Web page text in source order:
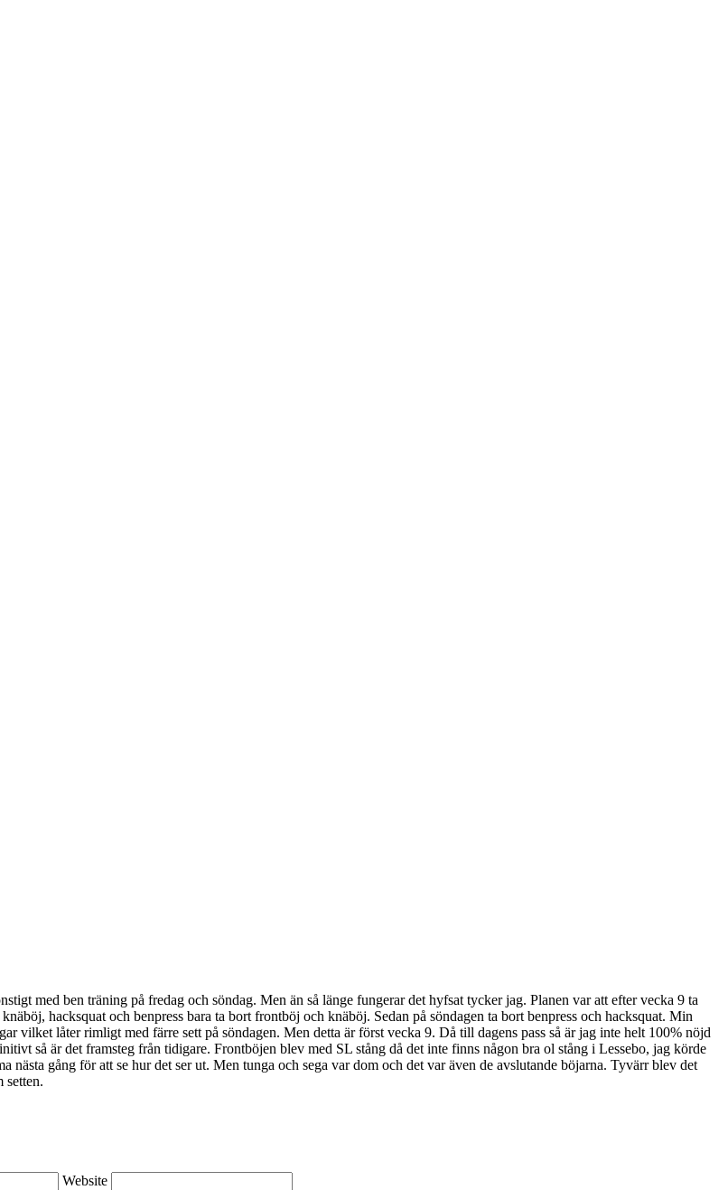
med ben träning på fredag och söndag. Men än så länge fungerar det hyfsat tycker jag. Planen var att efter vecka 9 ta
hacksquat och benpress bara ta bort frontböj och knäböj. Sedan på söndagen ta bort benpress och hacksquat. Min
vilket låter rimligt med färre sett på söndagen. Men detta är först vecka 9. Då till dagens pass så är jag inte helt 100% nöjd
så är det framsteg från tidigare. Frontböjen blev med SL stång då det inte finns någon bra ol stång i Lessebo, jag körde
gång för att se hur det ser ut. Men tunga och sega var dom och det var även de avslutande böjarna. Tyvärr blev det
setten.
Website